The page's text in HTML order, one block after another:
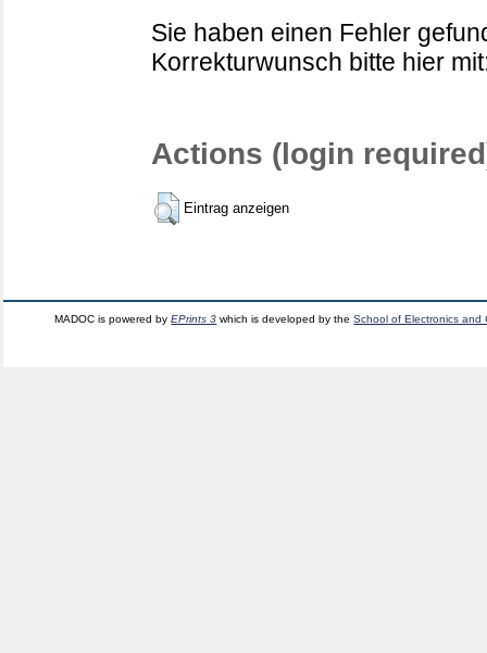
Sie haben einen Fehler
Korrekturwunsch bitte hier
Actions (login
Eintrag anzeigen
MADOC is powered byEPrints 3 which is developed by theSchool of Electronics and